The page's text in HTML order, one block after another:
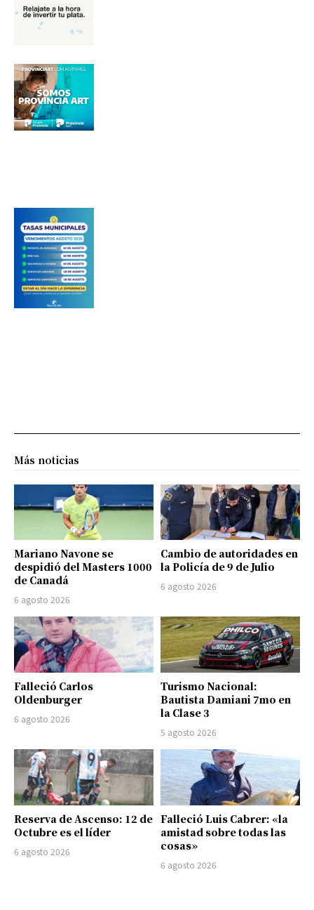
Más noticias
Mariano Navone se
despidió del Masters 1000
de Canadá
6 agosto 2026
Cambio de autoridades en
la Policía de 9 de Julio
6 agosto 2026
Falleció Carlos
Oldenburger
6 agosto 2026
Turismo Nacional:
Bautista Damiani 7mo en
la Clase 3
5 agosto 2026
Reserva de Ascenso: 12 de
Octubre es el líder
6 agosto 2026
Falleció Luis Cabrer: «la
amistad sobre todas las
cosas»
6 agosto 2026